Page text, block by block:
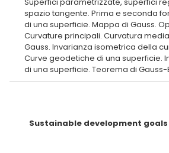
spazio tangente. Prima e seconda
di una superficie. Mappa di Gauss.
Curvature principali. Curvatura
Gauss. Invarianza isometrica della
Curve geodetiche di una superficie.
Sustainable development goals